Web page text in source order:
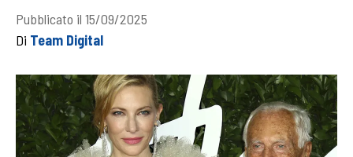
Pubblicato il 15/09/2025
Di Team Digital